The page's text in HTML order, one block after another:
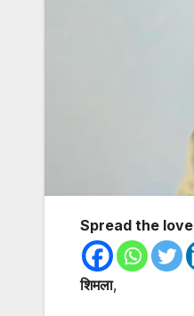
Spread the love
शिमला,